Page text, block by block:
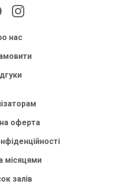
нас
оферта
місяцями
залів